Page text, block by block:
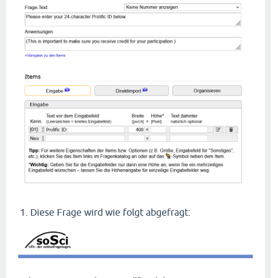
Diese Frage wird wie folgt abgefragt: